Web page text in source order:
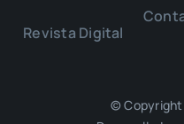
Revista Digital
©